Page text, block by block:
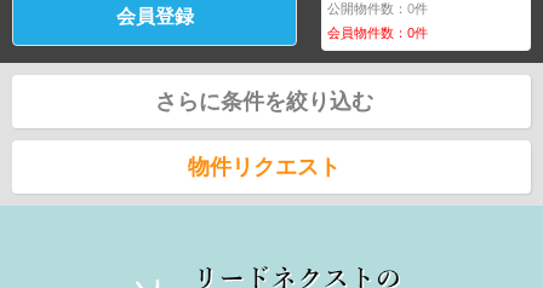
会員登録 公開物件数：0件
会員物件数：0件
さらに条件を絞り込む
物件リクエスト